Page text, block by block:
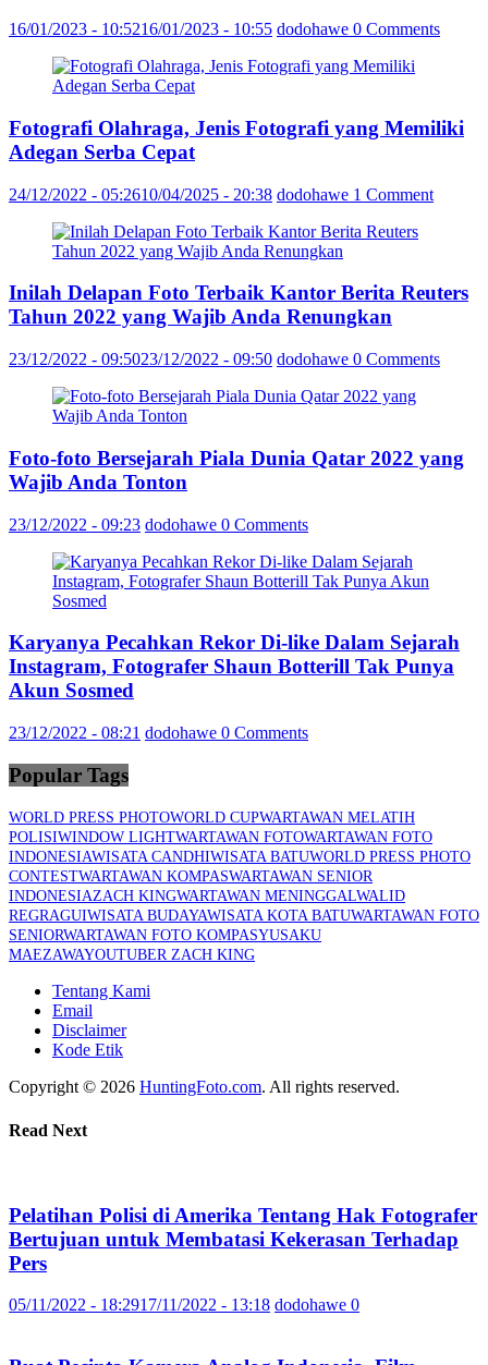
16/01/2023 - 10:5216/01/2023 - 10:55 dodohawe 0 Comments
Fotografi Olahraga, Jenis Fotografi yang Memiliki
Adegan Serba Cepat
24/12/2022 - 05:2610/04/2025 - 20:38 dodohawe 1 Comment
Inilah Delapan Foto Terbaik Kantor Berita Reuters
Tahun 2022 yang Wajib Anda Renungkan
23/12/2022 - 09:5023/12/2022 - 09:50 dodohawe 0 Comments
Foto-foto Bersejarah Piala Dunia Qatar 2022 yang
Wajib Anda Tonton
23/12/2022 - 09:23 dodohawe 0 Comments
Karyanya Pecahkan Rekor Di-like Dalam Sejarah
Instagram, Fotografer Shaun Botterill Tak Punya
Akun Sosmed
23/12/2022 - 08:21 dodohawe 0 Comments
Popular Tags
WORLD PRESS PHOTOWORLD CUPWARTAWAN MELATIH
POLISIWINDOW LIGHTWARTAWAN FOTOWARTAWAN FOTO
INDONESIAWISATA CANDHIWISATA BATUWORLD PRESS PHOTO
CONTESTWARTAWAN KOMPASWARTAWAN SENIOR
INDONESIAZACH KINGWARTAWAN MENINGGALWALID
REGRAGUIWISATA BUDAYAWISATA KOTA BATUWARTAWAN FOTO
SENIORWARTAWAN FOTO KOMPASYUSAKU
MAEZAWAYOUTUBER ZACH KING
Tentang Kami
Email
Disclaimer
Kode Etik
Copyright © 2026 HuntingFoto.com. All rights reserved.
Read Next
Pelatihan Polisi di Amerika Tentang Hak Fotografer
Bertujuan untuk Membatasi Kekerasan Terhadap
Pers
05/11/2022 - 18:2917/11/2022 - 13:18 dodohawe 0